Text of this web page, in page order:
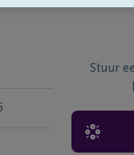
Stuur